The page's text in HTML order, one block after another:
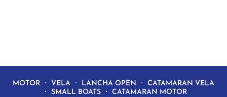
MOTOR VELA LANCHA OPEN
CATAMARAN VELA
SMALL BOATS
CATAMARAN MOTOR